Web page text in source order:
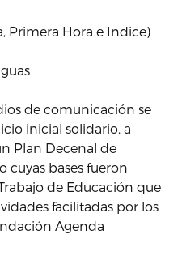
Primera Hora e Indice)
de comunicación se
inicial solidario, a
Plan Decenal de
cuyas bases fueron
de Educación que
facilitadas por los
Agenda